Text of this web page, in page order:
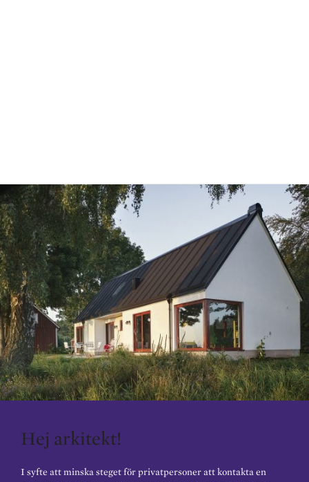
Hej arkitekt!
I syfte att minska steget för privatpersoner att kontakta en